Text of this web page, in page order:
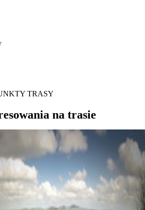
TRASY
na trasie